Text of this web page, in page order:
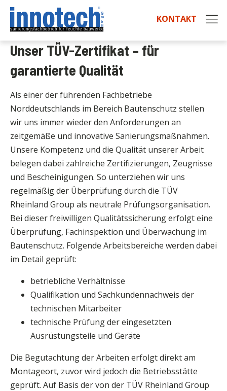
KONTAKT
Unser TÜV-Zertifikat – für
garantierte Qualität
Als einer der führenden Fachbetriebe
Norddeutschlands im Bereich Bautenschutz stellen
wir uns immer wieder den Anforderungen an
zeitgemäße und innovative Sanierungsmaßnahmen.
Unsere Kompetenz und die Qualität unserer Arbeit
belegen dabei zahlreiche Zertifizierungen, Zeugnisse
und Bescheinigungen. So unterziehen wir uns
regelmäßig der Überprüfung durch die TÜV
Rheinland Group als neutrale Prüfungsorganisation.
Bei dieser freiwilligen Qualitätssicherung erfolgt eine
Überprüfung, Fachinspektion und Überwachung im
Bautenschutz. Folgende Arbeitsbereiche werden dabei
im Detail geprüft:
betriebliche Verhältnisse
Qualifikation und Sachkundennachweis der
technischen Mitarbeiter
technische Prüfung der eingesetzten
Ausrüstungsteile und Geräte
Die Begutachtung der Arbeiten erfolgt direkt am
Montageort, zuvor wird jedoch die Betriebsstätte
geprüft. Auf Basis der von der TÜV Rheinland Group